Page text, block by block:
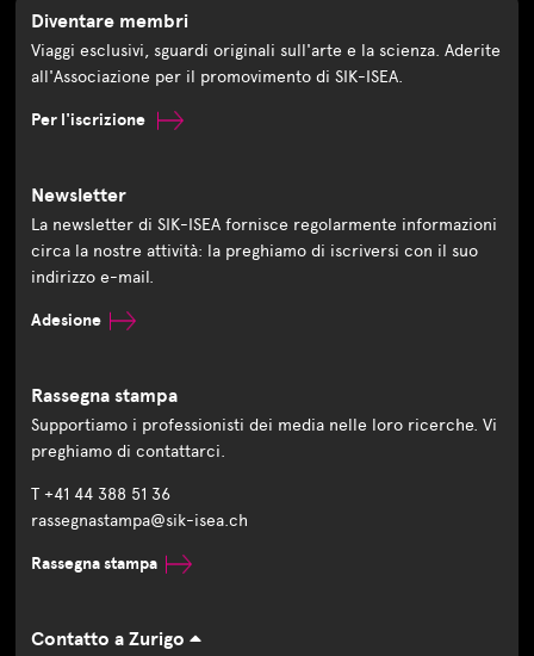
Diventare membri
Viaggi esclusivi, sguardi originali sull'arte e la scienza. Aderite
all'Associazione per il promovimento di SIK-ISEA.
Per l'iscrizione
Newsletter
La newsletter di SIK-ISEA fornisce regolarmente informazioni
circa la nostre attività: la preghiamo di iscriversi con il suo
indirizzo e-mail.
Adesione
Rassegna stampa
Supportiamo i professionisti dei media nelle loro ricerche. Vi
preghiamo di contattarci.
T +41 44 388 51 36
rassegnastampa@sik-isea.ch
Rassegna stampa
Contatto a Zurigo